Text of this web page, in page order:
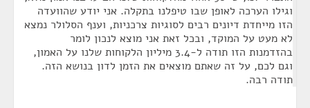
וגילו הערכה לאופן שבו טיפלנו בתקלה. אני יודע שהוועדה
הזו מייחדת דיונים רבים לסוגיות צרכניות, וענף הסלולר נמצא
לא מעט על המוקד, ובכל זאת אני מוצא לנכון לומר
בהזדמנות הזו תודה ל-3.4 מיליון הלקוחות שלנו על האמון,
וגם לכם, על זה שאתם מוצאים את הזמן לדון בנושא הזה.
תודה רבה.